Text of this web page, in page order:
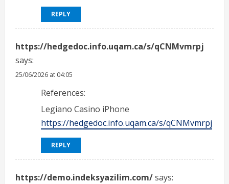
REPLY
https://hedgedoc.info.uqam.ca/s/qCNMvmrpj
says:
25/06/2026 at 04:05
References:
Legiano Casino iPhone
https://hedgedoc.info.uqam.ca/s/qCNMvmrpj
REPLY
https://demo.indeksyazilim.com/says: